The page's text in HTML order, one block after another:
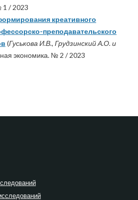
/ 2023
креативного
преподавательского
(Гуськова И.В., Грудзинский А.О. и
экономика. № 2 / 2023